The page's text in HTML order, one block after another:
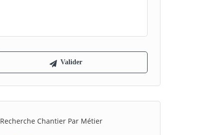
Recherche Chantier Par Métier